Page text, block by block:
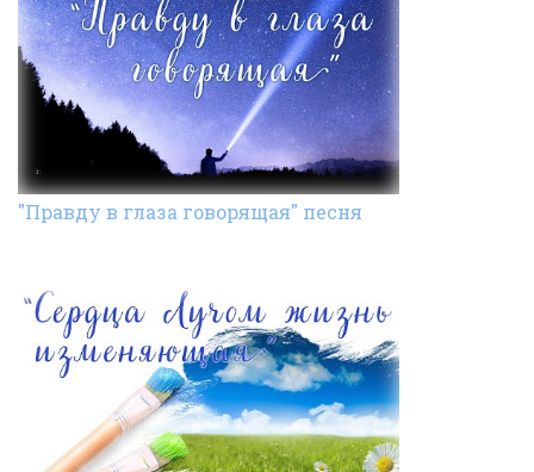
"Правду в глаза говорящая" песня